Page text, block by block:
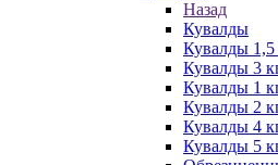
Назад
Кувалды
Кувалды 1,5
Кувалды 3
Кувалды 1
Кувалды 2
Кувалды 4
Кувалды 5